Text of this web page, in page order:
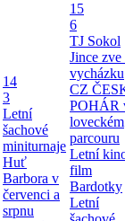
14
3
Letní
šachové
miniturnaje
Huť
Barbora v
červenci a
srpnu
15
6
TJ Sokol
Jince zve
vycházku
CZ
POHÁR
loveckém
parcouru
Letní
film
Bardotky
Letní